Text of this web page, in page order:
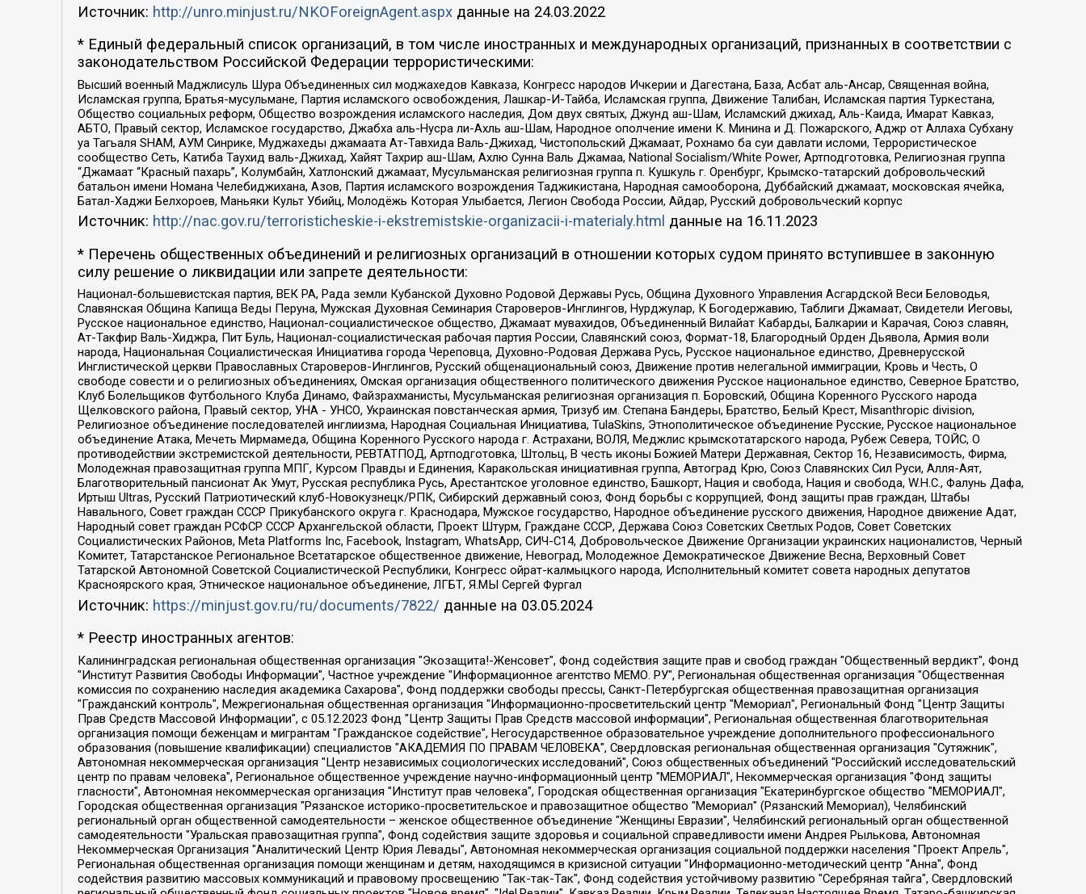
Источник: http://unro.minjust.ru/NKOForeignAgent.aspxданные на 24.03.2022
* Единый федеральный список организаций, в том числе иностранных и международных организаций, признанных в соответствии с
законодательством Российской Федерации террористическими:
Высший военный Маджлисуль Шура Объединенных сил моджахедов Кавказа, Конгресс народов Ичкерии и Дагестана, База, Асбат аль-Ансар, Священная война,
Исламская группа, Братья-мусульмане, Партия исламского освобождения, Лашкар-И-Тайба, Исламская группа, Движение Талибан, Исламская партия Туркестана,
Общество социальных реформ, Общество возрождения исламского наследия, Дом двух святых, Джунд аш-Шам, Исламский джихад, Аль-Каида, Имарат Кавказ,
АБТО, Правый сектор, Исламское государство, Джабха аль-Нусра ли-Ахль аш-Шам, Народное ополчение имени К. Минина и Д. Пожарского, Аджр от Аллаха Субхану
уа Тагьаля SHAM, АУМ Синрике, Муджахеды джамаата Ат-Тавхида Валь-Джихад, Чистопольский Джамаат, Рохнамо ба суи давлати исломи, Террористическое
сообщество Сеть, Катиба Таухид валь-Джихад, Хайят Тахрир аш-Шам, Ахлю Сунна Валь Джамаа, National Socialism/White Power, Артподготовка, Религиозная группа
“Джамаат “Красный пахарь”, Колумбайн, Хатлонский джамаат, Мусульманская религиозная группа п. Кушкуль г. Оренбург, Крымско-татарский добровольческий
батальон имени Номана Челебиджихана, Азов, Партия исламского возрождения Таджикистана, Народная самооборона, Дуббайский джамаат, московская ячейка,
Батал-Хаджи Белхороев, Маньяки Культ Убийц, Молодёжь Которая Улыбается, Легион Свобода России, Айдар, Русский добровольческий корпус
Источник: http://nac.gov.ru/terroristicheskie-i-ekstremistskie-organizacii-i-materialy.html данные на 16.11.2023
* Перечень общественных объединений и религиозных организаций в отношении которых судом принято вступившее в законную
силу решение о ликвидации или запрете деятельности:
Национал-большевистская партия, ВЕК РА, Рада земли Кубанской Духовно Родовой Державы Русь, Община Духовного Управления Асгардской Веси Беловодья,
Славянская Община Капища Веды Перуна, Мужская Духовная Семинария Староверов-Инглингов, Нурджулар, К Богодержавию, Таблиги Джамаат, Свидетели Иеговы,
Русское национальное единство, Национал-социалистическое общество, Джамаат мувахидов, Объединенный Вилайат Кабарды, Балкарии и Карачая, Союз славян,
Ат-Такфир Валь-Хиджра, Пит Буль, Национал-социалистическая рабочая партия России, Славянский союз, Формат-18, Благородный Орден Дьявола, Армия воли
народа, Национальная Социалистическая Инициатива города Череповца, Духовно-Родовая Держава Русь, Русское национальное единство, Древнерусской
Инглистической церкви Православных Староверов-Инглингов, Русский общенациональный союз, Движение против нелегальной иммиграции, Кровь и Честь, О
свободе совести и о религиозных объединениях, Омская организация общественного политического движения Русское национальное единство, Северное Братство,
Клуб Болельщиков Футбольного Клуба Динамо, Файзрахманисты, Мусульманская религиозная организация п. Боровский, Община Коренного Русского народа
Щелковского района, Правый сектор, УНА - УНСО, Украинская повстанческая армия, Тризуб им. Степана Бандеры, Братство, Белый Крест, Misanthropic division,
Религиозное объединение последователей инглиизма, Народная Социальная Инициатива, TulaSkins, Этнополитическое объединение Русские, Русское национальное
объединение Атака, Мечеть Мирмамеда, Община Коренного Русского народа г. Астрахани, ВОЛЯ, Меджлис крымскотатарского народа, Рубеж Севера, ТОЙС, О
противодействии экстремистской деятельности, РЕВТАТПОД, Артподготовка, Штольц, В честь иконы Божией Матери Державная, Сектор 16, Независимость, Фирма,
Молодежная правозащитная группа МПГ, Курсом Правды и Единения, Каракольская инициативная группа, Автоград Крю, Союз Славянских Сил Руси, Алля-Аят,
Благотворительный пансионат Ак Умут, Русская республика Русь, Арестантское уголовное единство, Башкорт, Нация и свобода, Нация и свобода, W.H.С., Фалунь Дафа,
Иртыш Ultras, Русский Патриотический клуб-Новокузнецк/РПК, Сибирский державный союз, Фонд борьбы с коррупцией, Фонд защиты прав граждан, Штабы
Навального, Совет граждан СССР Прикубанского округа г. Краснодара, Мужское государство, Народное объединение русского движения, Народное движение Адат,
Народный совет граждан РСФСР СССР Архангельской области, Проект Штурм, Граждане СССР, Держава Союз Советских Светлых Родов, Совет Советских
Социалистических Районов, Meta Platforms Inc, Facebook, Instagram, WhatsApp, СИЧ-С14, Добровольческое Движение Организации украинских националистов, Черный
Комитет, Татарстанское Региональное Всетатарское общественное движение, Невоград, Молодежное Демократическое Движение Весна, Верховный Совет
Татарской Автономной Советской Социалистической Республики, Конгресс ойрат-калмыцкого народа, Исполнительный комитет совета народных депутатов
Красноярского края, Этническое национальное объединение, ЛГБТ, Я.МЫ Сергей Фургал
Источник: https://minjust.gov.ru/ru/documents/7822/ данные на 03.05.2024
* Реестр иностранных агентов:
Калининградская региональная общественная организация "Экозащита!-Женсовет", Фонд содействия защите прав и свобод граждан "Общественный вердикт", Фонд "Институт Развития Свободы Информации", Частное учреждение "Информационное агентство МЕМО. РУ", Региональная общественная организация "Общественная комиссия по сохранению наследия академика Сахарова", Фонд поддержки свободы прессы, Санкт-Петербургская общественная правозащитная организация "Гражданский контроль", Межрегиональная общественная организация "Информационно-просветительский центр "Мемориал", Региональный Фонд "Центр Защиты Прав Средств Массовой Информации", с 05.12.2023 Фонд "Центр Защиты Прав Средств массовой информации", Региональная общественная благотворительная организация помощи беженцам и мигрантам "Гражданское содействие", Негосударственное образовательное учреждение дополнительного профессионального образования (повышение квалификации) специалистов "АКАДЕМИЯ ПО ПРАВАМ ЧЕЛОВЕКА", Свердловская региональная общественная организация "Сутяжник", Автономная некоммерческая организация "Центр независимых социологических исследований", Союз общественных объединений "Российский исследовательский центр по правам человека", Региональное общественное учреждение научно-информационный центр "МЕМОРИАЛ", Некоммерческая организация "Фонд защиты гласности", Автономная некоммерческая организация "Институт прав человека", Городская общественная организация "Екатеринбургское общество "МЕМОРИАЛ", Городская общественная организация "Рязанское историко-просветительское и правозащитное общество "Мемориал" (Рязанский Мемориал), Челябинский региональный орган общественной самодеятельности – женское общественное объединение "Женщины Евразии", Челябинский региональный орган общественной самодеятельности "Уральская правозащитная группа", Фонд содействия защите здоровья и социальной справедливости имени Андрея Рылькова, Автономная Некоммерческая Организация "Аналитический Центр Юрия Левады", Автономная некоммерческая организация социальной поддержки населения "Проект Апрель", Региональная общественная организация помощи женщинам и детям, находящимся в кризисной ситуации "Информационно-методический центр "Анна", Фонд содействия развитию массовых коммуникаций и правовому просвещению "Так-так-Так", Фонд содействия устойчивому развитию "Серебряная тайга", Свердловский региональный общественный фонд социальных проектов "Новое время", "Idel.Реалии", Кавказ.Реалии, Крым.Реалии, Телеканал Настоящее Время, Татаро-башкирская служба Радио Свобода (Azatliq Radiosi), Радио Свободная Европа/Радио Свобода (PCE/PC), "Сибирь.Реалии", "Фактограф", Благотворительный фонд помощи осужденным и их семьям, Автономная некоммерческая организация "Институт глобализации и социальных движений", Фонд "В защиту прав заключенных", Частное учреждение "Центр поддержки и содействия развитию средств массовой информации", Пензенский региональный общественный благотворительный фонд "Гражданский союз", "Север.Реалии", Некоммерческая организация Фонд "Правовая инициатива", Общество с ограниченной ответственностью "Радио Свободная Европа/Радио Свобода", Чешское информационное агентство "MEDIUM-ORIENT", Красноярская региональная общественная организация "Мы против СПИДа", Камалягин Денис Николаевич, Маркелов Сергей Евгеньевич, Пономарев Лев Александрович, Савицкая Людмила Алексеевна, Автономная некоммерческая организация "Центр по работе с проблемой насилия "НАСИЛИЮ.НЕТ", Межрегиональный профессиональный союз работников здравоохранения "Альянс врачей", Юридическое лицо, зарегистрированное в Латвийской Республике, SIA "Medusa Project" (регистрационный номер 40103797863, дата регистрации 10.06.2014), Некоммерческая организация "Фонд по борьбе с коррупцией", Автономная некоммерческая организация "Институт права и публичной политики", Баданин Роман Сергеевич, Гликин Максим Александрович, Железнова Мария Михайловна, Лукьянова Юлия Сергеевна, Маетная Елизавета Витальевна, Маняхин Петр Борисович, Чуракова Ольга Владимировна, Ярош Юлия Петровна, Юридическое лицо "The Insider SIA", зарегистрированное в Риге, Латвийская Республика (дата регистрации 26.06.2015), являющееся администратором доменного имени интернет-издания "The Insider SIA", https://theins.ru, Постернак Алексей Евгеньевич, Рубин Михаил Аркадьевич, Анин Роман Александрович, Юридическое лицо Istories fonds, зарегистрированное в Латвийской Республике (регистрационный номер 50008295751, дата регистрации 24.02.2020), Великовский Дмитрий Александрович, Долинина Ирина Николаевна, Мароховская Алеся Алексеевна, Шлейнов Роман Юрьевич, Шмагун Олеся Валентиновна, Общество с ограниченной ответственностью "Альтаир 2021", Общество с ограниченной ответственностью "Вега 2021", Общество с ограниченной ответственностью "Главный редактор 2021", Общество с ограниченной ответственностью "Ромашки монолит", Важенков Артем Валерьевич, Ивановская областная общественная организация "Центр гендерных исследований", Гурман Юрий Альбертович, Медиапроект "ОВД-Инфо", Егоров Владимир Владимирович, Жилинский Владимир Александрович, Общество с ограниченной ответственностью "ЗП", Иванова София Юрьевна, Карезина Инна Павловна, Кильтау Екатерина Викторовна, Петров Алексей Викторович, Пискунов Сергей Евгеньевич, Смирнов Сергей Сергеевич, Тихонов Михаил Сергеевич, Общество с ограниченной ответственностью "ЖУРНАЛИСТ-ИНОСТРАННЫЙ АГЕНТ", Арапова Галина Юрьевна, Вольтская Татьяна Анатольевна, Американская компания "Mason G.E.S. Anonymous Foundation" (США), являющаяся владельцем интернет-издания https://mnews.world/, Компания "Stichting Bellingcat", зарегистрированная в Нидерландах (дата регистрации 11.07.2018), Захаров Андрей Вячеславович, Клепиковская Екатерина Дмитриевна, Общество с ограниченной ответственностью "МЕМО", Перл Роман Александрович, Симонов Евгений Алексеевич, Соловьева Елена Анатольевна, Сотников Даниил Владимирович, Сурначева Елизавета Дмитриевна, Автономная некоммерческая организация по защите прав человека и информированию населения "Якутия – Наше Мнение", Общество с ограниченной ответственностью "Москоу диджитал медиа", с 26.01.2023 Общество с ограниченной ответственностью "Чайка Белые сады", Ветошкина Валерия Валерьевна, Заговора Максим Александрович, Межрегиональное общественное движение "Российская ЛГБТ - сеть", Оленичев Максим Владимирович, Павлов Иван Юрьевич, Скворцова Елена Сергеевна, Общество с ограниченной ответственностью "Как бы инагент", Кочетков Игорь Викторович, Общество с ограниченной ответственностью "Честные выборы", Еланчик Олег Александрович, Общество с ограниченной ответственностью "Нобелевский призыв", Гималова Регина Эмилевна, Григорьев Андрей Валерьевич, Григорьева Алина Александровна, Ассоциация по содействию защите прав призывников, альтернативнослужащих и военнослужащих "Правозащитная группа "Гражданин.Армия.Право", Хисамова Регина Фаритовна, Автономная некоммерческая организация по реализации социально-правовых программ "Лилит", Дальневосточное общественное движение "Маяк", Санкт-Петербургская ЛГБТ-инициативная группа "Выход", Инициативная группа ЛГБТ+ "Реверс", Алексеев Андрей Викторович, Бекбулатова Таисия Львовна, Беляев Иван Михайлович, Владыкина Елена Сергеевна, Гельман Марат Александрович, Никульшина Вероника Юрьевна, Толоконникова Надежда Андреевна, Шендерович Виктор Анатольевич, Общество с ограниченной ответственностью "Данное сообщение", Общество с ограниченной ответственностью Издательский дом "Новая глава", Айнбиндер Александра Александровна, Московский комьюнити-центр для ЛГБТ+инициатив, Благотворительный фонд развития филантропии, Deutsche Welle (Германия, Kurt-Schumacher-Strasse 3, 53113 Bonn), Борзунова Мария Михайловна, Воробьев Виктор Викторович, Голубева Анна Львовна, Константинова Алла Михайловна, Малкова Ирина Владимировна, Мурадов Мурад Абдулгалимович, Осетинская Елизавета Николаевна, Понасенков Евгений Николаевич, Ганапольский Матвей Юрьевич, Киселев Евгений Алексеевич, Борухович Ирина Григорьевна, Дремин Иван Тимофеевич, Дубровский Дмитрий Викторович, Красноярская региональная общественная организация поддержки и развития альтернативных образовательных технологий и межкультурных коммуникаций "ИНТЕРРА", Маяковская Екатерина Алексеевна, Фейгин Марк Захарович, Филимонов Андрей Викторович, Дзугкоева Регина Николаевна, Доброхотов Роман Александрович, Дудь Юрий Александрович, Елкин Сергей Владимирович, Кругликов Кирилл Игоревич, Сабунаева Мария Леонидовна, Семенов Алексей Владимирович, Шаинян Карен Багратович, Шульман Екатерина Михайловна, Асафьев Артур Валерьевич, Вахштайн Виктор Семенович, Венедиктов Алексей Алексеевич, Лушникова Екатерина Евгеньевна, Волков Леонид Михайлович, Невзоров Александр Глебович, Пархоменко Сергей Борисович, Сироткин Ярослав Николаевич, Кара-Мурза Владимир Владимирович, Баранова Наталья Владимировна, Гозман Леонид Яковлевич, Кагарлицкий Борис Юльевич, Климарев Михаил Валерьевич, Милов Владимир Станиславович, Автономная некоммерческая организация Краснодарский центр современного искусства "Типография", Моргенштерн Алишер Тагирович, Соболь Любовь Эдуардовна, Общество с ограниченной ответственностью "ЛИЗА НОРМ", Каспаров Гарри Кимович, Ходорковский Михаил Борисович, Общество с ограниченной ответственностью "Апрельские тезисы", Данилович Ирина Брониславовна, Кашин Олег Владимирович, Петров Николай Владимирович, Пивоваров Алексей Владимирович, Соколов Михаил Владимирович, Цветкова Юлия Владимировна, Чичваркин Евгений Александрович, Комитет против пыток/Команда против пыток, Общество с ограниченной ответственностью "Первый научный", Общество с ограниченной ответственностью "Вертолет и ко", Белоцерковская Вероника Борисовна, Кац Максим Евгеньевич, Лазарева Татьяна Юрьевна, Шаведдинов Руслан Табризович, Яшин Илья Валерьевич, Общество с ограниченной ответственностью "Иноагент ААВ", Алешковский Дмитрий Петрович, Альбац Евгения Марковна, Быков Дмитрий Львович, Галямина Юлия Евгеньевна, Лойко Сергей Леонидович, Мартынов Кирилл Константинович, Медведев Сергей Александрович, Крашенинников Федор Геннадиевич, Гордеева Катерина Вл